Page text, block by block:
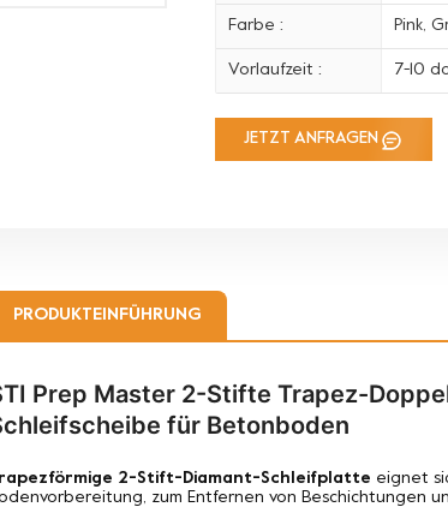
Farbe : Pink,
Vorlaufzeit : 7-10
JETZT ANFRAGEN
PRODUKTEINFÜHRUNG
Prep Master 2-Stifte Trapez-
für Betonboden
2-Stift-Diamant-Schleifplatte eignet
zum Entfernen von Beschichtungen